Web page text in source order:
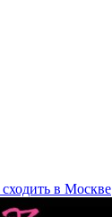
в Москве